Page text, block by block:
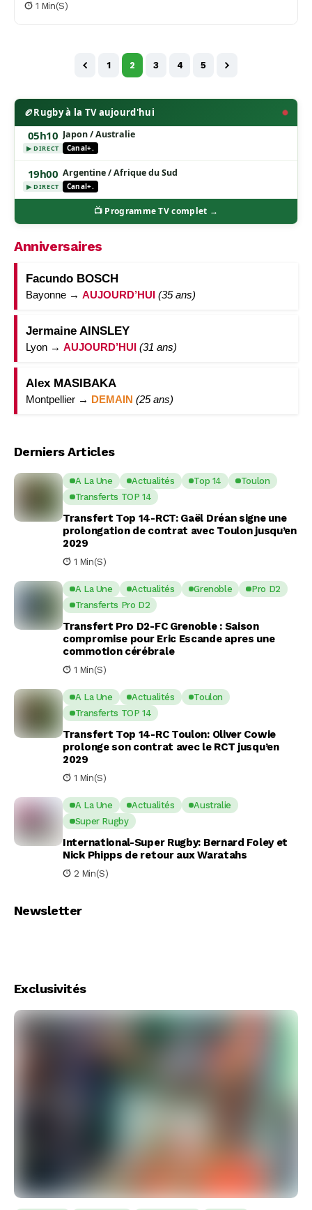
1 Min(s)
1 2 3 4 5
🏉Rugby à la TV aujourd'hui
05h10
▶ DIRECT
Japon / Australie
Canal+.
19h00
▶ DIRECT
Argentine / Afrique du Sud
Canal+.
📺 Programme TV complet →
Anniversaires
Facundo BOSCH
Bayonne → AUJOURD’HUI (35 ans)
Jermaine AINSLEY
Lyon → AUJOURD’HUI (31 ans)
Alex MASIBAKA
Montpellier → DEMAIN (25 ans)
Derniers Articles
A La Une Actualités Top 14
Toulon
Transferts TOP 14
Transfert Top 14-RCT: Gaël Dréan signe une
prolongation de contrat avec Toulon jusqu’en
2029
1 Min(s)
A La Une Actualités Grenoble
Pro D2
Transferts Pro D2
Transfert Pro D2-FC Grenoble : Saison
compromise pour Eric Escande apres une
commotion cérébrale
1 Min(s)
A La Une Actualités
Toulon
Transferts TOP 14
Transfert Top 14-RC Toulon: Oliver Cowie
prolonge son contrat avec le RCT jusqu’en
2029
1 Min(s)
A La Une Actualités
Australie
Super Rugby
International-Super Rugby: Bernard Foley et
Nick Phipps de retour aux Waratahs
2 Min(s)
Newsletter
Exclusivités